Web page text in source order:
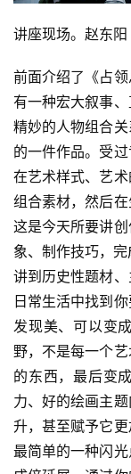
欣
砚
边
夜
话
美
术
图
库
容
易
寫
錯
用
錯
的
讲座现场。赵东阳
前面介绍了《占
有一种宏大叙事
精妙的人物组合
的一件作品。受
在艺术样式、艺术
组合素材，然后在
这是今天所要讲
象、制作技巧，完
讲到历史性题材
日常生活中找到
发现美、可以变
野，不是每一个
的东西，最后变
力、好的绘画主
升，甚至赋予它
最简单的一种闪